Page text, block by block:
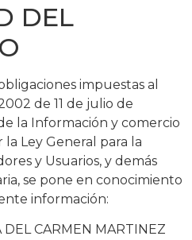
DEL
impuestas al
de 11 de julio de
la Información y comercio
Ley General para la
y Usuarios, y demás
se pone en conocimiento
información:
DEL CARMEN MARTINEZ